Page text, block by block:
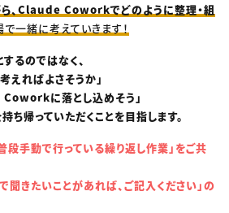
ら、Claude Coworkでどのように整理・組
一緒に考えていきます！
るのではなく、
えればよさそうか」
に落とし込めそう」
ち帰っていただくことを目指します。
段手動で行っている繰り返し作業」をご共
聞きたいことがあれば、ご記入ください」の